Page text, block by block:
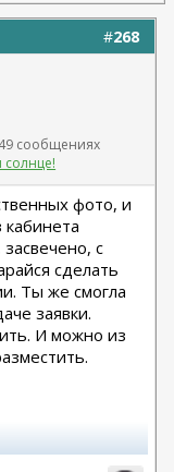
#268
сообщениях
солнце!
фото, и
с
сделать
Ты же смогла
заявки.
И можно из